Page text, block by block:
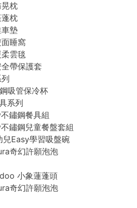
枕
枕
墊
睡窩
雲毯
帶保護套
吸管保冷杯
系列
鏽鋼餐具組
鏽鋼兒童餐盤套組
Easy學習吸盤碗
奇幻許願泡泡
小象蓮蓬頭
奇幻許願泡泡